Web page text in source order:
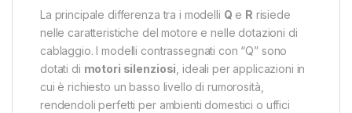
La principale differenza tra i modelli Q e R risiede
nelle caratteristiche del motore e nelle dotazioni di
cablaggio. I modelli contrassegnati con “Q” sono
dotati di motori silenziosi , ideali per applicazioni in
cui è richiesto un basso livello di rumorosità,
rendendoli perfetti per ambienti domestici o uffici